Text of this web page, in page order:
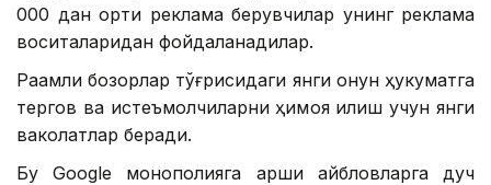
000 дан ортиқ реклама берувчилар унинг реклама
воситаларидан фойдаланадилар.
Рақамли бозорлар тўғрисидаги янги қонун ҳукуматга
тергов ва истеъмолчиларни ҳимоя қилиш учун янги
ваколатлар беради.
Бу Google монополияга қарши айбловларга дуч